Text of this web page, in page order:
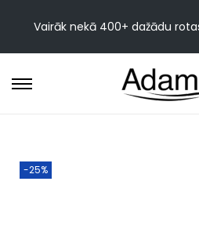
Vairāk nekā 400+ dažādu
-25%